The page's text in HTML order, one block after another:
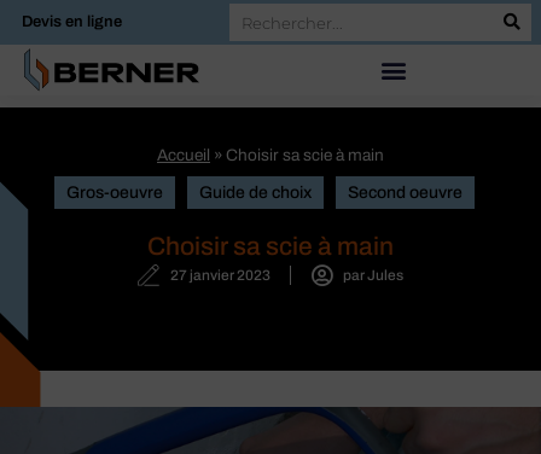
Devis en ligne
Accueil » Choisir sa scie à main
Gros-oeuvre Guide de choix Second oeuvre
Choisir sa scie à main
27 janvier 2023 parJules